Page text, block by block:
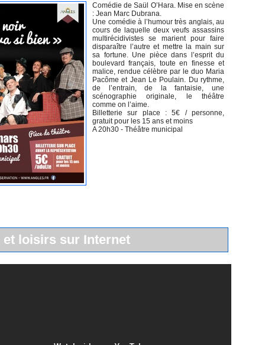
Comédie de Saül O’Hara. Mise en scène
: Jean Marc Dubrana.
Une comédie à l’humour très anglais, au
cours de laquelle deux veufs assassins
multirécidivistes se marient pour faire
disparaître l’autre et mettre la main sur
sa fortune. Une pièce dans l’esprit du
boulevard français, toute en finesse et
malice, rendue célèbre par le duo Maria
Pacôme et Jean Le Poulain. Du rythme,
de l’entrain, de la fantaisie, une
scénographie originale, le théâtre
comme on l’aime.
Billetterie sur place : 5€ / personne,
gratuit pour les 15 ans et moins
A 20h30 - Théâtre municipal
et loisirs sur Internet